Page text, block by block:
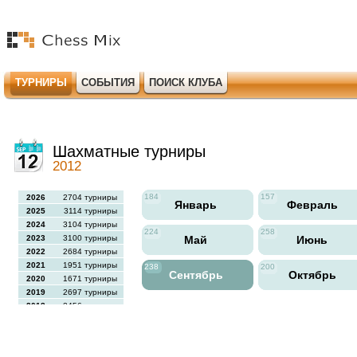
ТУРНИРЫ СОБЫТИЯ ПОИСК КЛУБА
Шахматные турниры
2012
2026
2704 турниры
2025
3114 турниры
2024
3104 турниры
2023
3100 турниры
2022
2684 турниры
2021
1951 турниры
2020
1671 турниры
2019
2697 турниры
2018
2456 турниры
184
Январь
157
Февраль
224
Май
258
Июнь
238
Сентябрь
200
Октябрь